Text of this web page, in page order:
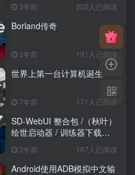
3年前 202人已阅读
Borland传奇
2年前 191人已阅读
世界上第一台计算机诞生
7年前 171人已阅读
SD-WebUI 整合包 /（秋叶）
绘世启动器 / 训练器下载导
2年前 167人已阅读
Android使用ADB模拟中文输